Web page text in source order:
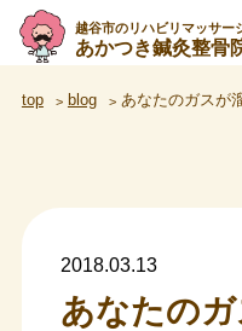
越谷市のリハビリマッサー
あかつき鍼灸整骨
top blog あなたのガスが
2018.03.13
あなたの